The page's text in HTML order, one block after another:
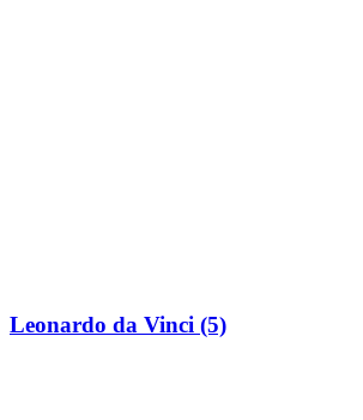
Leonardo da Vinci (5)